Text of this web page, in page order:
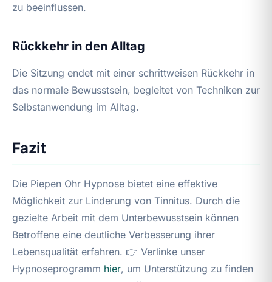
zu beeinflussen.
Rückkehr in den Alltag
Die Sitzung endet mit einer schrittweisen Rückkehr in
das normale Bewusstsein, begleitet von Techniken zur
Selbstanwendung im Alltag.
Fazit
Die Piepen Ohr Hypnose bietet eine effektive
Möglichkeit zur Linderung von Tinnitus. Durch die
gezielte Arbeit mit dem Unterbewusstsein können
Betroffene eine deutliche Verbesserung ihrer
Lebensqualität erfahren. 👉 Verlinke unser
Hypnoseprogramm hier, um Unterstützung zu finden